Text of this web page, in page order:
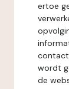
ertoe
wordt
de